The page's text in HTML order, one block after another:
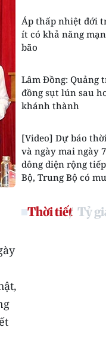
Áp thấp nhiệt đới
ít có khả năng
bão
Lâm Đồng: Quảng
đồng sụt lún sau
khánh thành
[Video] Dự báo
và ngày mai ngày
dông diện rộng
Bộ, Trung Bộ có
Thời tiết Tỷ